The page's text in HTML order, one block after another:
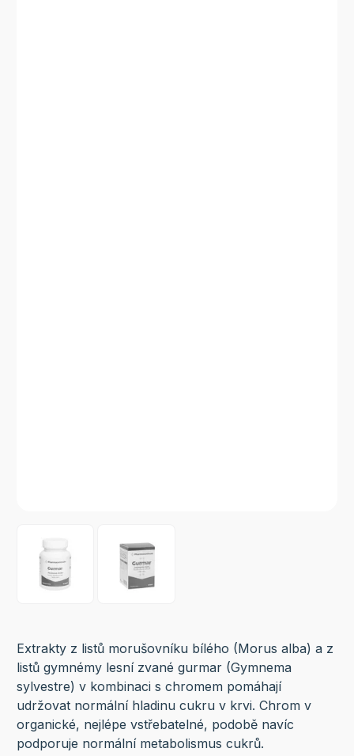
Extrakty z listů morušovníku bílého (Morus alba) a z
listů gymnémy lesní zvané gurmar (Gymnema
sylvestre) v kombinaci s chromem pomáhají
udržovat normální hladinu cukru v krvi. Chrom v
organické, nejlépe vstřebatelné, podobě navíc
podporuje normální metabolismus cukrů.